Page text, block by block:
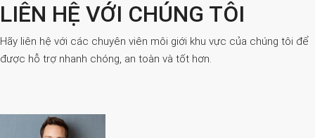
LIÊN HỆ VỚI CHÚNG TÔI
Hãy liên hệ với các chuyên viên môi giới khu vực của chúng tôi để
được hỗ trợ nhanh chóng, an toàn và tốt hơn.